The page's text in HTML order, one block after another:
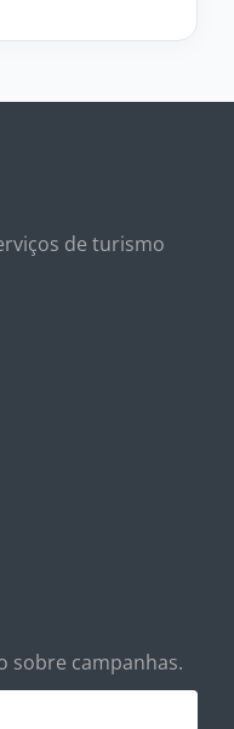
de turismo
sobre campanhas.